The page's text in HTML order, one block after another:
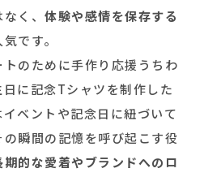
く、 体験や感情を保存する
です。
のために手作り応援うちわ
に記念Tシャツを制作した
ベントや記念日に紐づいて
瞬間の記憶を呼び起こす役
期的な愛着やブランドへのロ